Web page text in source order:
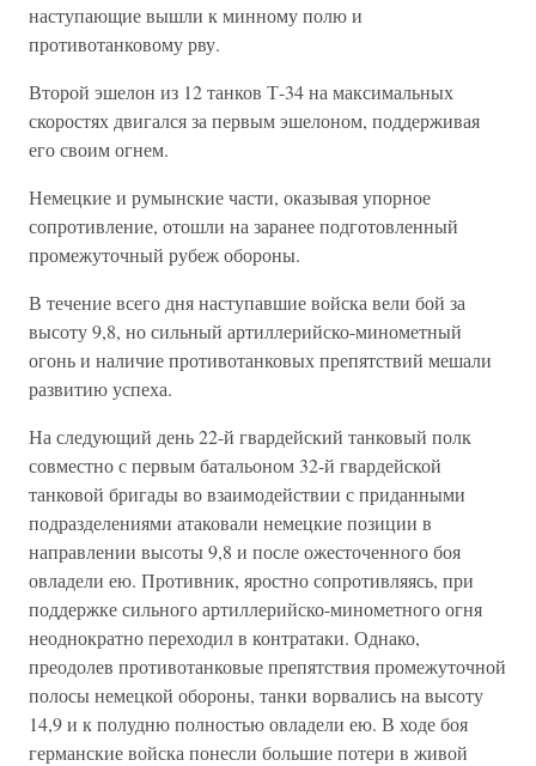
наступающие вышли к минному полю и
противотанковому рву.
Второй эшелон из 12 танков Т-34 на максимальных
скоростях двигался за первым эшелоном, поддерживая
его своим огнем.
Немецкие и румынские части, оказывая упорное
сопротивление, отошли на заранее подготовленный
промежуточный рубеж обороны.
В течение всего дня наступавшие войска вели бой за
высоту 9,8, но сильный артиллерийско-минометный
огонь и наличие противотанковых препятствий мешали
развитию успеха.
На следующий день 22-й гвардейский танковый полк
совместно с первым батальоном 32-й гвардейской
танковой бригады во взаимодействии с приданными
подразделениями атаковали немецкие позиции в
направлении высоты 9,8 и после ожесточенного боя
овладели ею. Противник, яростно сопротивляясь, при
поддержке сильного артиллерийско-минометного огня
неоднократно переходил в контратаки. Однако,
преодолев противотанковые препятствия промежуточной
полосы немецкой обороны, танки ворвались на высоту
14,9 и к полудню полностью овладели ею. В ходе боя
германские войска понесли большие потери в живой